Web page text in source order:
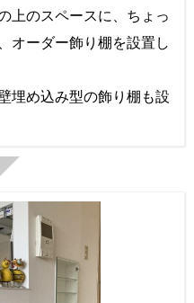
上のスペースに、ちょっ
オーダー飾り棚を設置し
埋め込み型の飾り棚も設